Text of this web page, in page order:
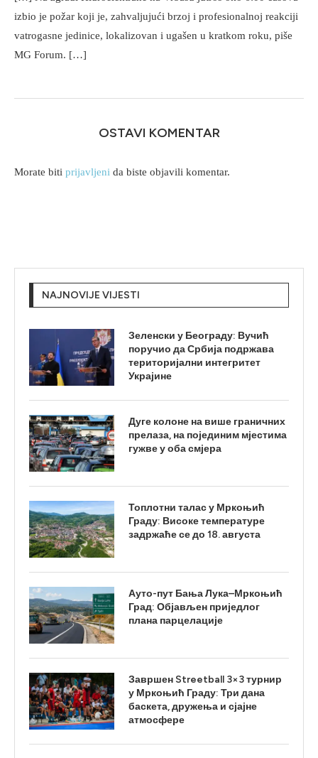
izbio je požar koji je, zahvaljujući brzoj i profesionalnoj reakciji
vatrogasne jedinice, lokalizovan i ugašen u kratkom roku, piše
MG Forum. […]
OSTAVI KOMENTAR
Morate biti prijavljeni da biste objavili komentar.
NAJNOVIJE VIJESTI
Зеленски у Београду: Вучић
поручио да Србија подржава
територијални интегритет
Украјине
Дуге колоне на више граничних
прелаза, на појединим мјестима
гужве у оба смјера
Топлотни талас у Мркоњић
Граду: Високе температуре
задржаће се до 18. августа
Ауто-пут Бања Лука–Мркоњић
Град: Објављен приједлог
плана парцелације
Завршен Streetball 3×3 турнир
у Мркоњић Граду: Три дана
баскета, дружења и сјајне
атмосфере